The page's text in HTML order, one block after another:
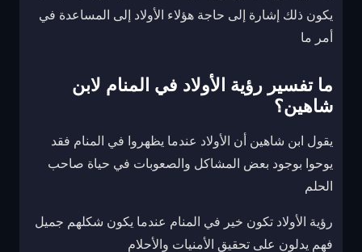
يكون ذلك إشارة إلى حاجة هؤلاء الأولاد إلى المساعدة في
أمر ما
ما تفسير رؤية الأولاد في المنام لابن
شاهين؟
يقول ابن شاهين أن الأولاد عندما يظهروا في المنام فقد
يوحوا بوجود بعض المشاكل والصعوبات في حياة صاحب
الحلم
رؤية الأولاد تكون خير في المنام عندما يكون شكلهم جميل
فهم يدلون على تحقيق الأمنيات والأحلام